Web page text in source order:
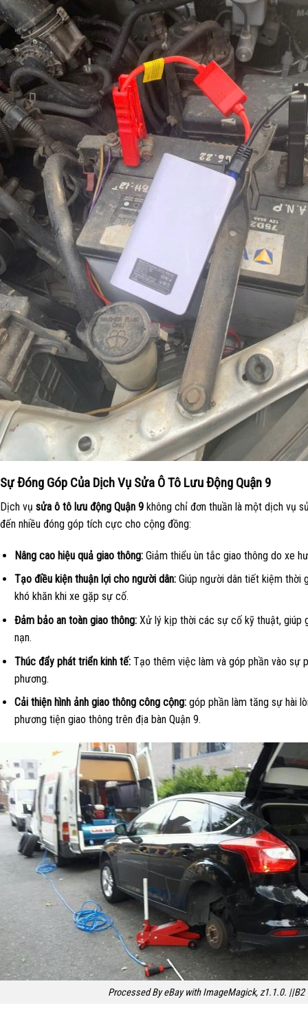
Sự Đóng Góp Của Dịch Vụ Sửa Ô Tô Lưu Động Quận 9
Dịch vụ sửa ô tô lưu động Quận 9 không chỉ đơn thuần là một dịch vụ
đến nhiều đóng góp tích cực cho cộng đồng:
Nâng cao hiệu quả giao thông:Giảm thiểu ùn tắc giao thông do xe
Tạo điều kiện thuận lợi cho người dân:Giúp người dân tiết kiệm thời
khó khăn khi xe gặp sự cố.
Đảm bảo an toàn giao thông:Xử lý kịp thời các sự cố kỹ thuật, giúp
nạn.
Thúc đẩy phát triển kinh tế:Tạo thêm việc làm và góp phần vào sự
phương.
Cải thiện hình ảnh giao thông công cộng:góp phần làm tăng sự hài
phương tiện giao thông trên địa bàn Quận 9.
Processed By eBay with ImageMagick, z1.1.0. ||B2